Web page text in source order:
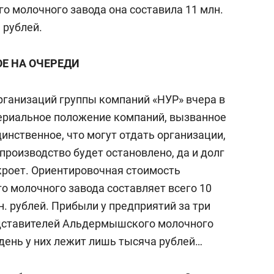
молочного завода она составила 11 млн.
НА ОЧЕРЕДИ
группы компаний «НУР» вчера в
положение компаний, вызванное
что могут отдать организации,
будет остановлено, да и долг
Ориентировочная стоимость
завода составляет всего 10
рублей. Прибыли у предприятий за три
Альдермышского молочного
у них лежит лишь тысяча рублей…